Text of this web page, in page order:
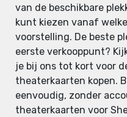
van de beschikbare
kunt kiezen vanaf
voorstelling. De beste
eerste verkooppunt?
je bij ons tot kort voor
theaterkaarten kopen.
eenvoudig, zonder
theaterkaarten voor